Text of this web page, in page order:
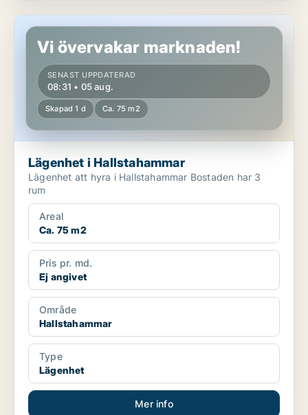
Lägenhet i Hallstahammar
Vi övervakar marknaden!
SENAST UPPDATERAD
08:31 • 05 aug.
Skapad 1 d Ca. 75 m2
Lägenhet i Hallstahammar
Lägenhet att hyra i Hallstahammar Bostaden har 3
rum
Areal
Ca. 75 m2
Pris pr. md.
Ej angivet
Område
Hallstahammar
Type
Lägenhet
Mer info